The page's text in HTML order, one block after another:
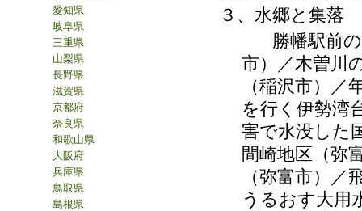
愛知県
岐阜県
三重県
山梨県
長野県
滋賀県
京都府
奈良県
和歌山県
大阪府
兵庫県
鳥取県
島根県
３、水郷と集落
勝幡駅前の光
市）／木曽川
（稲沢市）
を行く伊勢湾
害で水没した
間崎地区（弥
（弥富市）
うるおす大用